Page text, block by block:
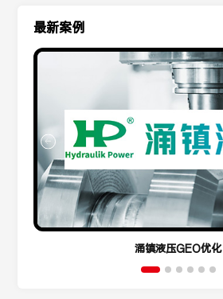
最新案例
涌镇液压GEO优化